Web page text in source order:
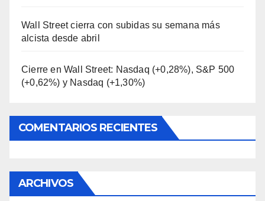
Wall Street cierra con subidas su semana más
alcista desde abril
Cierre en Wall Street: Nasdaq (+0,28%), S&P 500
(+0,62%) y Nasdaq (+1,30%)
COMENTARIOS RECIENTES
ARCHIVOS